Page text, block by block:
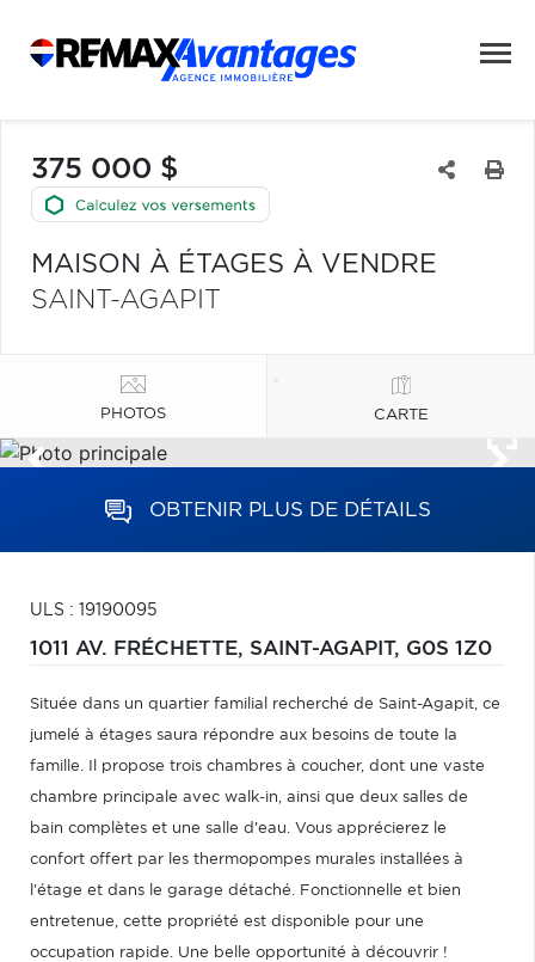
375 000 $
MAISON À ÉTAGES À VENDRE
SAINT-AGAPIT
PHOTOS CARTE
OBTENIR PLUS DE DÉTAILS
ULS : 19190095
1011 AV. FRÉCHETTE, SAINT-AGAPIT, G0S 1Z0
Située dans un quartier familial recherché de Saint-Agapit, ce
jumelé à étages saura répondre aux besoins de toute la
famille. Il propose trois chambres à coucher, dont une vaste
chambre principale avec walk-in, ainsi que deux salles de
bain complètes et une salle d'eau. Vous apprécierez le
confort offert par les thermopompes murales installées à
l'étage et dans le garage détaché. Fonctionnelle et bien
entretenue, cette propriété est disponible pour une
occupation rapide. Une belle opportunité à découvrir !